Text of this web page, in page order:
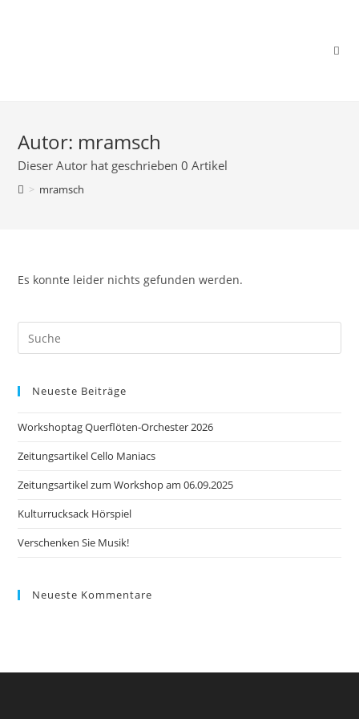
springen
Autor: mramsch
Dieser Autor hat geschrieben 0 Artikel
> mramsch
Es konnte leider nichts gefunden werden.
Search
this
Neueste Beiträge
Workshoptag Querflöten-Orchester 2026
Zeitungsartikel Cello Maniacs
Zeitungsartikel zum Workshop am 06.09.2025
Kulturrucksack Hörspiel
Verschenken Sie Musik!
Neueste Kommentare